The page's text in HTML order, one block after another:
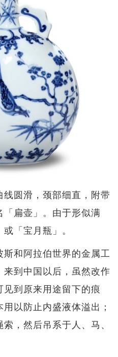
圆滑，颈部细直，附带
扁壶」。由于形似满
「宝月瓶」。
和阿拉伯世界的金属工
到中国以后，虽然改作
到原来用途留下的痕
以防止内盛液体溢出；
，然后吊系于人、马、